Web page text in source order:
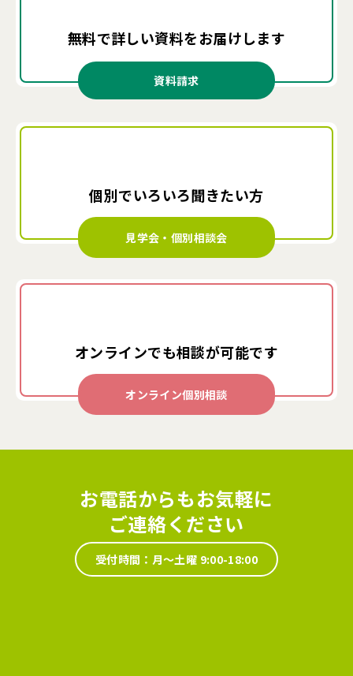
無料で詳しい資料をお届けします
資料請求
個別でいろいろ聞きたい方
見学会・個別相談会
オンラインでも相談が可能です
オンライン個別相談
お電話からもお気軽に
ご連絡ください
受付時間：月～土曜 9:00-18:00